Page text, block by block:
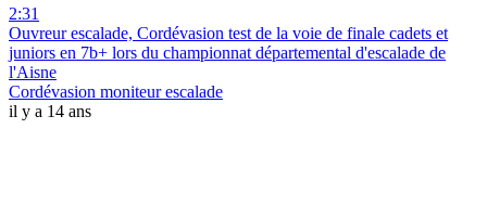
2:31
Ouvreur escalade, Cordévasion test de la voie de finale cadets et
juniors en 7b+ lors du championnat départemental d'escalade de
l'Aisne
Cordévasion moniteur escalade
il y a 14 ans